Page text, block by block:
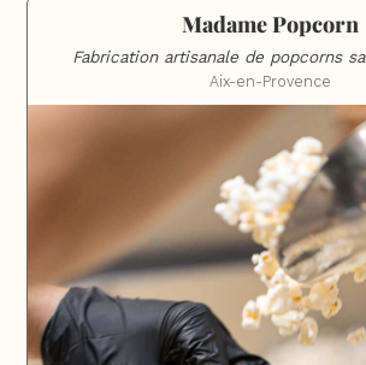
Madame Popcorn
Fabrication artisanale de popcorns
Aix-en-Provence